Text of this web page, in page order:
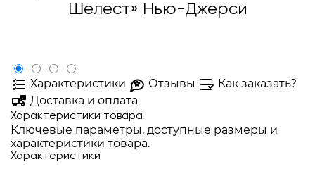
Шелест» Нью-Джерси
Характеристики Отзывы
Как заказать?
Доставка и оплата
Характеристики товара
Ключевые параметры, доступные размеры и
характеристики товара.
Характеристики